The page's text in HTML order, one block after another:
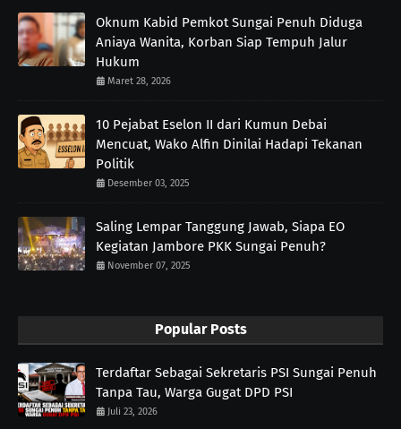
Oknum Kabid Pemkot Sungai Penuh Diduga
Aniaya Wanita, Korban Siap Tempuh Jalur
Hukum
Maret 28, 2026
10 Pejabat Eselon II dari Kumun Debai
Mencuat, Wako Alfin Dinilai Hadapi Tekanan
Politik
Desember 03, 2025
Saling Lempar Tanggung Jawab, Siapa EO
Kegiatan Jambore PKK Sungai Penuh?
November 07, 2025
Popular Posts
Terdaftar Sebagai Sekretaris PSI Sungai Penuh
Tanpa Tau, Warga Gugat DPD PSI
Juli 23, 2026